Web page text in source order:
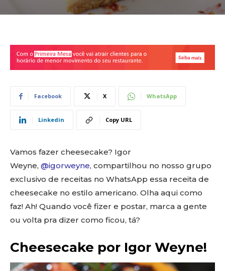
Facebook X WhatsApp
Linkedin Copy URL
Vamos fazer cheesecake? Igor
Weyne, @igorweyne, compartilhou no nosso grupo
exclusivo de receitas no WhatsApp essa receita de
cheesecake no estilo americano. Olha aqui como
faz! Ah! Quando você fizer e postar, marca a gente
ou volta pra dizer como ficou, tá?
Cheesecake por Igor Weyne⁩!